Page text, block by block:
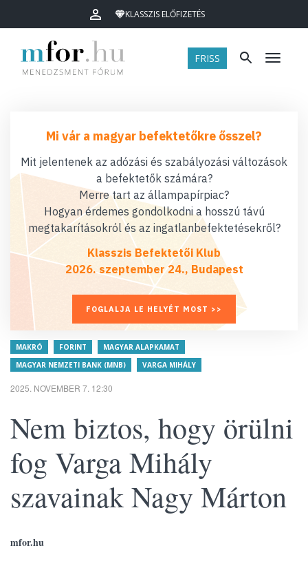
KLASSZIS ELŐFIZETÉS
FRISS Menü
Mi vár a magyar befektetőkre ősszel?
Mit jelentenek az adózási és szabályozási változások
a befektetők számára?
Merre tart az állampapírpiac?
Hogyan érdemes gondolkodni a hosszú távú
megtakarításokról és az ingatlanbefektetésekről?
Klasszis Befektetői Klub
2026. szeptember 24., Budapest
FOGLALJA LE HELYÉT MOST >>
MAKRÓ FORINT
MAGYAR ALAPKAMAT
MAGYAR NEMZETI BANK (MNB)
VARGA MIHÁLY
2025. NOVEMBER 7. 12:30
Nem biztos, hogy örülni
fog Varga Mihály
szavainak Nagy Márton
mfor.hu